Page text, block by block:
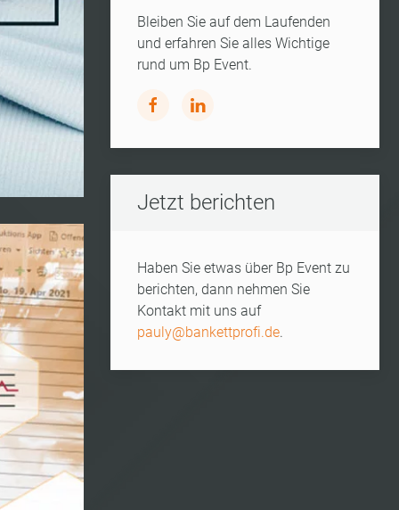
Bleiben Sie auf dem Laufenden
und erfahren Sie alles Wichtige
rund um Bp Event.
Jetzt berichten
Haben Sie etwas über Bp Event zu
berichten, dann nehmen Sie
Kontakt mit uns auf
pauly@bankettprofi.de.